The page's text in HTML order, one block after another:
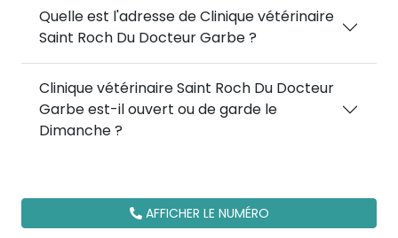
Quelle est l'adresse de Clinique vétérinaire
Saint Roch Du Docteur Garbe ?
Clinique vétérinaire Saint Roch Du Docteur
Garbe est-il ouvert ou de garde le
Dimanche ?
AFFICHER LE NUMÉRO